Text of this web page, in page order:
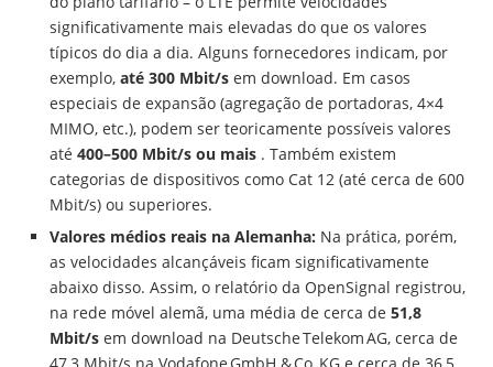
significativamente mais elevadas do que os valores
típicos do dia a dia. Alguns fornecedores indicam, por
exemplo, até 300 Mbit/s em download. Em casos
especiais de expansão (agregação de portadoras, 4×4
MIMO, etc.), podem ser teoricamente possíveis valores
até 400–500 Mbit/s ou mais . Também existem
categorias de dispositivos como Cat 12 (até cerca de 600
Mbit/s) ou superiores.
Valores médios reais na Alemanha: Na prática, porém,
as velocidades alcançáveis ficam significativamente
abaixo disso. Assim, o relatório da OpenSignal registrou,
na rede móvel alemã, uma média de cerca de 51,8
Mbit/s em download na Deutsche Telekom AG, cerca de